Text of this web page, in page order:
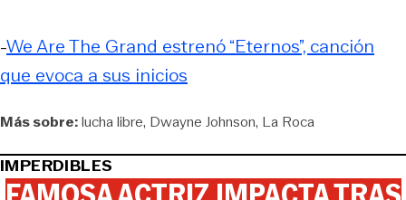
-We Are The Grand estrenó “Eternos”, canción
que evoca a sus inicios
Más sobre:lucha libre Dwayne Johnson La Roca
IMPERDIBLES